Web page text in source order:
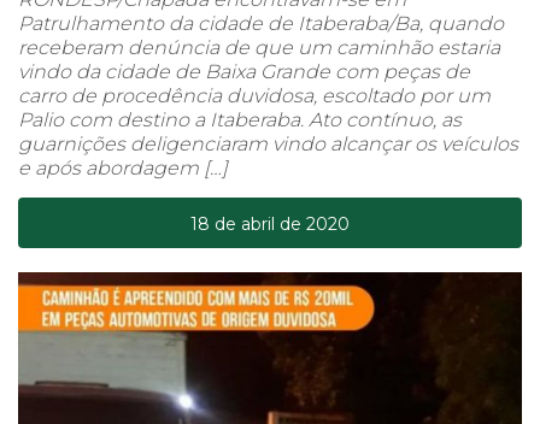
Patrulhamento da cidade de Itaberaba/Ba, quando
receberam denúncia de que um caminhão estaria
vindo da cidade de Baixa Grande com peças de
carro de procedência duvidosa, escoltado por um
Palio com destino a Itaberaba. Ato contínuo, as
guarnições deligenciaram vindo alcançar os veículos
e após abordagem […]
18 de abril de 2020